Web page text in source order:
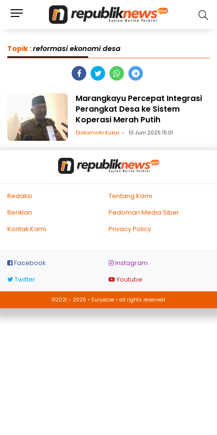
Topik :reformasi ekonomi desa
Marangkayu Percepat Integrasi
Perangkat Desa ke Sistem
Koperasi Merah Putih
Diskominfo Kukar 10 Juni 2025 15:01
Redaksi
Tentang Kami
Beriklan
Pedoman Media Siber
Kontak Kami
Privacy Policy
Facebook
Instagram
Twitter
Youtube
©2021 - 2026 • SuryaLoe • all rights reserved